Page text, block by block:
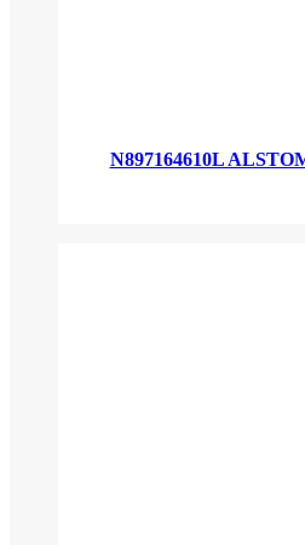
N897164610L